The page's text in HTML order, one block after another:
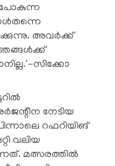
അവർക്ക്
സിക്കോ
നേടിയ
റഫറിയിങ്
വലിയ
മത്സരത്തിൽ